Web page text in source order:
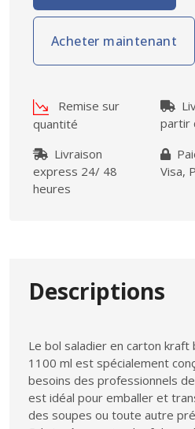
Acheter maintenant
Remise sur
quantité
partir
Livraison
express 24/ 48
heures
Visa,
Descriptions
Le bol saladier en carton kraft
1100 ml est spécialement
besoins des professionnels
est idéal pour emballer et
des soupes ou toute autre